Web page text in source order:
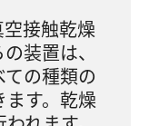
接触乾燥
装置は、
の種類の
す。乾燥